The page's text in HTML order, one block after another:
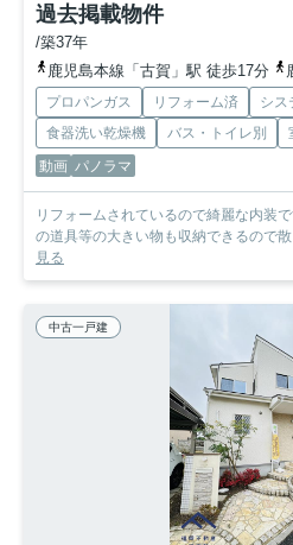
過去掲載物件
/築37年
鹿児島本線「古賀」駅 徒歩17分
プロパンガス リフォーム済
シス
食器洗い乾燥機
バス・トイレ別
動画 パノラマ
リフォームされているので綺麗な内装
の道具等の大きい物も収納できるので
見る
中古一戸建